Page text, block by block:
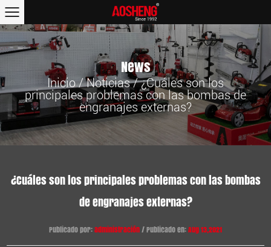
News
Inicio/Noticias/¿Cuáles son los
principales problemas con las bombas de
engranajes externas?
¿Cuáles son los principales problemas con las bombas
de engranajes externas?
Publicado por:administración/ Publicado en:Aug 13,2021